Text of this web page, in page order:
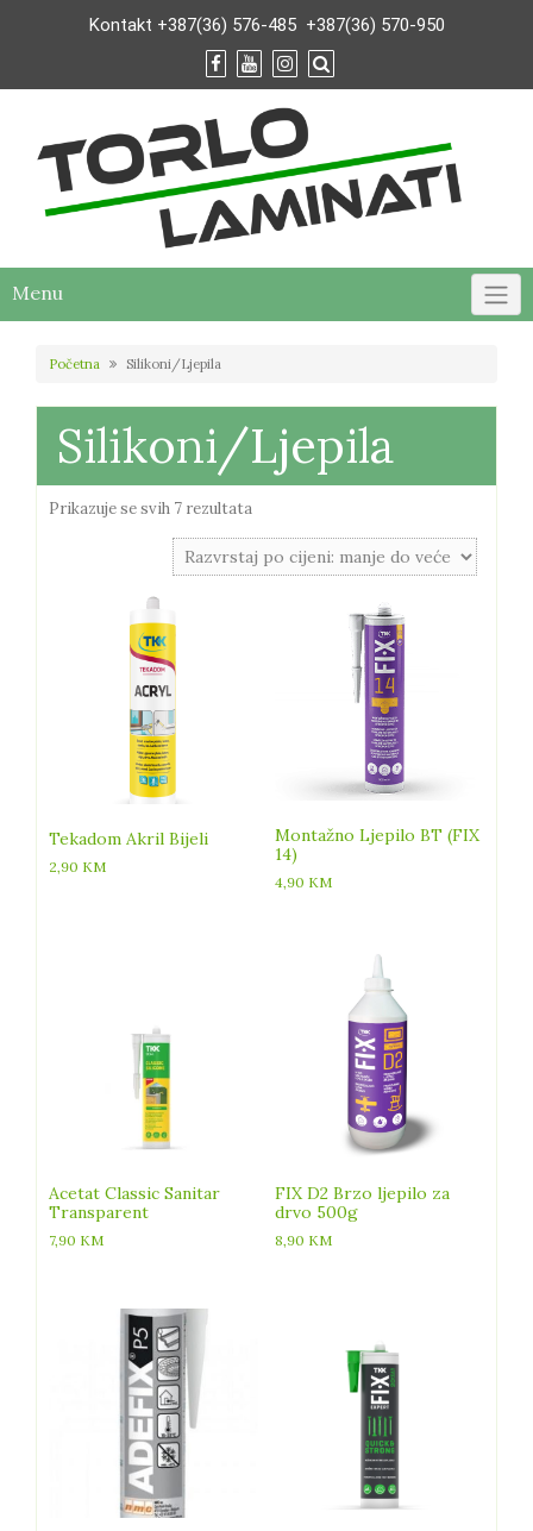
Kontakt +387(36) 576-485 +387(36) 570-950
Menu
Početna Silikoni/Ljepila
Silikoni/Ljepila
Prikazuje se svih 7 rezultata
cijeni:
od
Tekadom Akril Bijeli
2,90 KM
Montažno Ljepilo BT (FIX
14)
4,90 KM
Acetat Classic Sanitar
Transparent
7,90 KM
FIX D2 Brzo ljepilo za
drvo 500g
8,90 KM